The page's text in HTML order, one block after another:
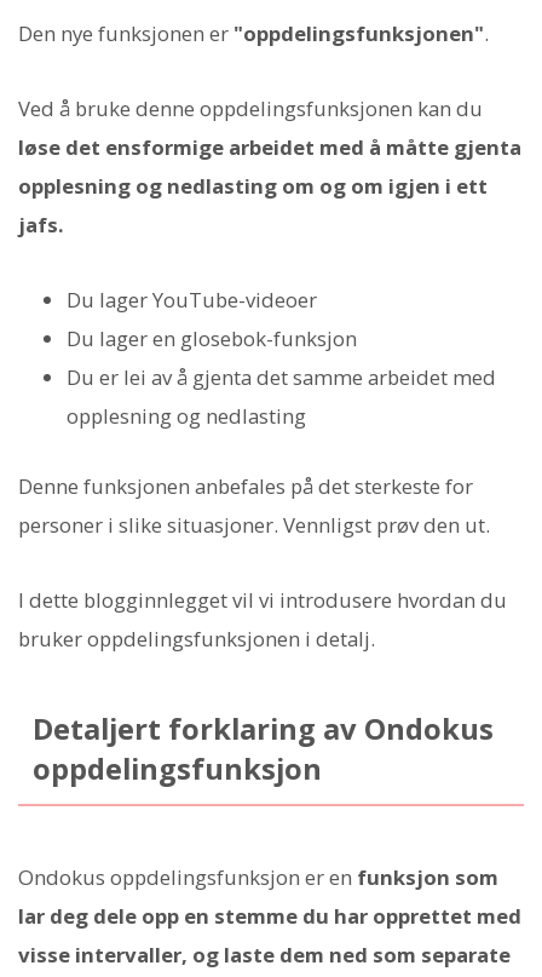
Den nye funksjonen er "oppdelingsfunksjonen".
Ved å bruke denne oppdelingsfunksjonen kan du
løse det ensformige arbeidet med å måtte gjenta
opplesning og nedlasting om og om igjen i ett
jafs.
Du lager YouTube-videoer
Du lager en glosebok-funksjon
Du er lei av å gjenta det samme arbeidet med
opplesning og nedlasting
Denne funksjonen anbefales på det sterkeste for
personer i slike situasjoner. Vennligst prøv den ut.
I dette blogginnlegget vil vi introdusere hvordan du
bruker oppdelingsfunksjonen i detalj.
Detaljert forklaring av Ondokus
oppdelingsfunksjon
Ondokus oppdelingsfunksjon er en funksjon som
lar deg dele opp en stemme du har opprettet med
visse intervaller, og laste dem ned som separate